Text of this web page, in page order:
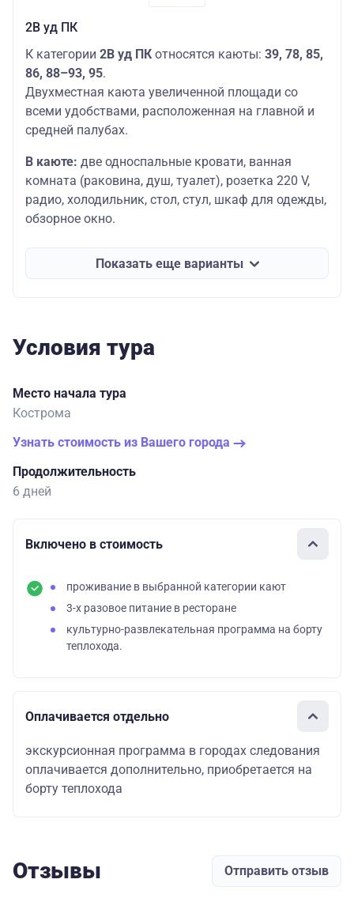
2В уд ПК
К категории 2В уд ПК​ относятся каюты: 39, 78, 85,
86, 88–93, 95.
Двухместная каюта увеличенной площади со
всеми удобствами, расположенная на главной и
средней палубах.
В каюте: две односпальные кровати, ванная
комната (раковина, душ, туалет), розетка 220 V,
радио, холодильник, стол, стул, шкаф для одежды,
обзорное окно.
Показать еще варианты
Условия тура
Место начала тура
Кострома
Узнать стоимость из Вашего города
Продолжительность
6 дней
Включено в стоимость
проживание в выбранной категории кают
3-х разовое питание в ресторане
культурно-развлекательная программа на борту
теплохода.
Оплачивается отдельно
экскурсионная программа в городах следования
оплачивается дополнительно, приобретается на
борту теплохода
Отзывы Отправить отзыв